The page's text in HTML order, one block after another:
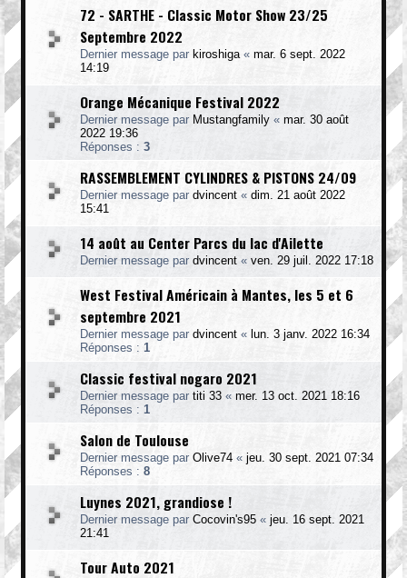
72 - SARTHE - Classic Motor Show 23/25
Septembre 2022
Dernier message par kiroshiga« mar. 6 sept. 2022
14:19
Orange Mécanique Festival 2022
Dernier message par Mustangfamily « mar. 30 août
2022 19:36
Réponses : 3
RASSEMBLEMENT CYLINDRES & PISTONS 24/09
Dernier message par dvincent « dim. 21 août 2022
15:41
14 août au Center Parcs du lac d'Ailette
Dernier message par dvincent « ven. 29 juil. 2022 17:18
West Festival Américain à Mantes, les 5 et 6
septembre 2021
Dernier message par dvincent « lun. 3 janv. 2022 16:34
Réponses : 1
Classic festival nogaro 2021
Dernier message par titi 33 « mer. 13 oct. 2021 18:16
Réponses : 1
Salon de Toulouse
Dernier message par Olive74 « jeu. 30 sept. 2021 07:34
Réponses : 8
Luynes 2021, grandiose !
Dernier message par Cocovin's95 « jeu. 16 sept. 2021
21:41
Tour Auto 2021